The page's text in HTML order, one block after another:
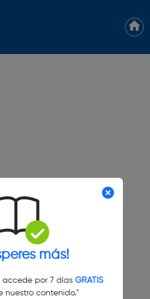
más!
por 7 días GRATIS
nuestro contenido."